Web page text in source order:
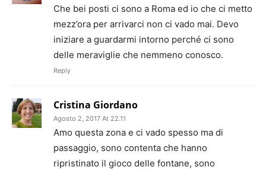
Che bei posti ci sono a Roma ed io che ci metto
mezz’ora per arrivarci non ci vado mai. Devo
iniziare a guardarmi intorno perché ci sono
delle meraviglie che nemmeno conosco.
Reply
Cristina Giordano
Agosto 2, 2017 At 22.11
Amo questa zona e ci vado spesso ma di
passaggio, sono contenta che hanno
ripristinato il gioco delle fontane, sono